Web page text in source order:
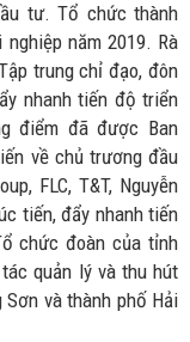
tư. Tổ chức thành
năm 2019. Rà
trung chỉ đạo, đôn
nhanh tiến độ triển
điểm đã được Ban
về chủ trương đầu
FLC, T&T, Nguyễn
tiến, đẩy nhanh tiến
chức đoàn của tỉnh
quản lý và thu hút
Sơn và thành phố Hải